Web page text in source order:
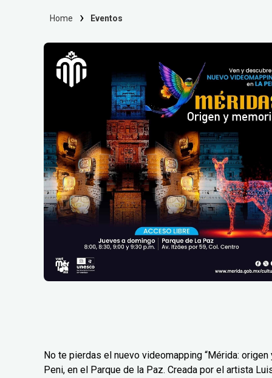
Home Eventos
No te pierdas el nuevo videomapping “Mérida:
Peni, en el Parque de la Paz. Creada por el artista